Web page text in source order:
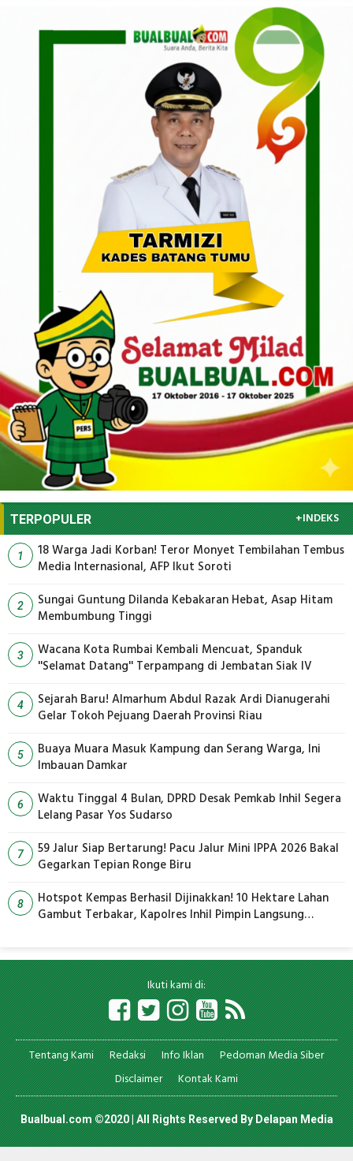
TERPOPULER +INDEKS
1
18 Warga Jadi Korban! Teror Monyet Tembilahan Tembus
Media Internasional, AFP Ikut Soroti
2
Sungai Guntung Dilanda Kebakaran Hebat, Asap Hitam
Membumbung Tinggi
3
Wacana Kota Rumbai Kembali Mencuat, Spanduk
''Selamat Datang'' Terpampang di Jembatan Siak IV
4
Sejarah Baru! Almarhum Abdul Razak Ardi Dianugerahi
Gelar Tokoh Pejuang Daerah Provinsi Riau
5
Buaya Muara Masuk Kampung dan Serang Warga, Ini
Imbauan Damkar
6
Waktu Tinggal 4 Bulan, DPRD Desak Pemkab Inhil Segera
Lelang Pasar Yos Sudarso
7
59 Jalur Siap Bertarung! Pacu Jalur Mini IPPA 2026 Bakal
Gegarkan Tepian Ronge Biru
8
Hotspot Kempas Berhasil Dijinakkan! 10 Hektare Lahan
Gambut Terbakar, Kapolres Inhil Pimpin Langsung
Ikuti kami di:
Tentang Kami Redaksi Info Iklan
Pedoman Media Siber
Disclaimer
Kontak Kami
Bualbual.com ©2020 | All Rights Reserved ByDelapan Media